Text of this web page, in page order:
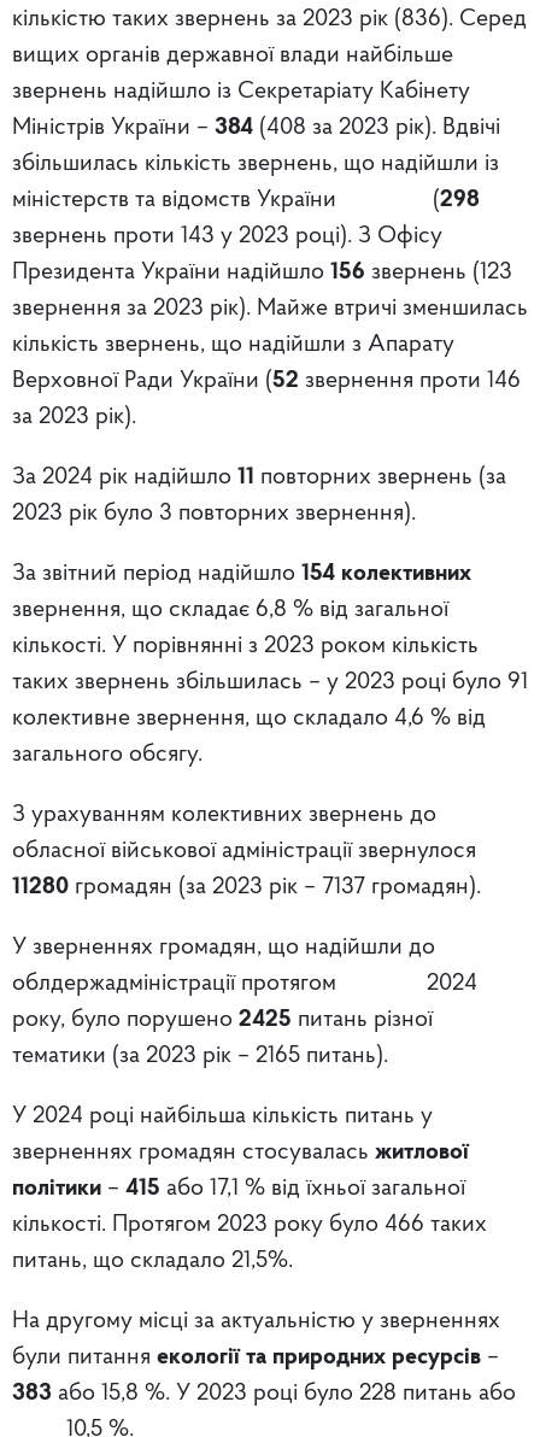
кількістю таких звернень за 2023 рік (836). Серед
вищих органів державної влади найбільше
звернень надійшло із Секретаріату Кабінету
Міністрів України – 384 (408 за 2023 рік). Вдвічі
збільшилась кількість звернень, що надійшли із
міністерств та відомств України (298
звернень проти 143 у 2023 році). З Офісу
Президента України надійшло 156 звернень (123
звернення за 2023 рік). Майже втричі зменшилась
кількість звернень, що надійшли з Апарату
Верховної Ради України (52 звернення проти 146
за 2023 рік).
За 2024 рік надійшло 11 повторних звернень (за
2023 рік було 3 повторних звернення).
За звітний період надійшло 154 колективних
звернення, що складає 6,8 % від загальної
кількості. У порівнянні з 2023 роком кількість
таких звернень збільшилась – у 2023 році було 91
колективне звернення, що складало 4,6 % від
загального обсягу.
З урахуванням колективних звернень до
обласної військової адміністрації звернулося
11280 громадян (за 2023 рік – 7137 громадян).
У зверненнях громадян, що надійшли до
облдержадміністрації протягом 2024
року, було порушено 2425 питань різної
тематики (за 2023 рік – 2165 питань).
У 2024 році найбільша кількість питань у
зверненнях громадян стосувалась житлової
політики – 415 або 17,1 % від їхньої загальної
кількості. Протягом 2023 року було 466 таких
питань, що складало 21,5%.
На другому місці за актуальністю у зверненнях
були питання екології та природних ресурсів –
383 або 15,8 %. У 2023 році було 228 питань або
10,5 %.